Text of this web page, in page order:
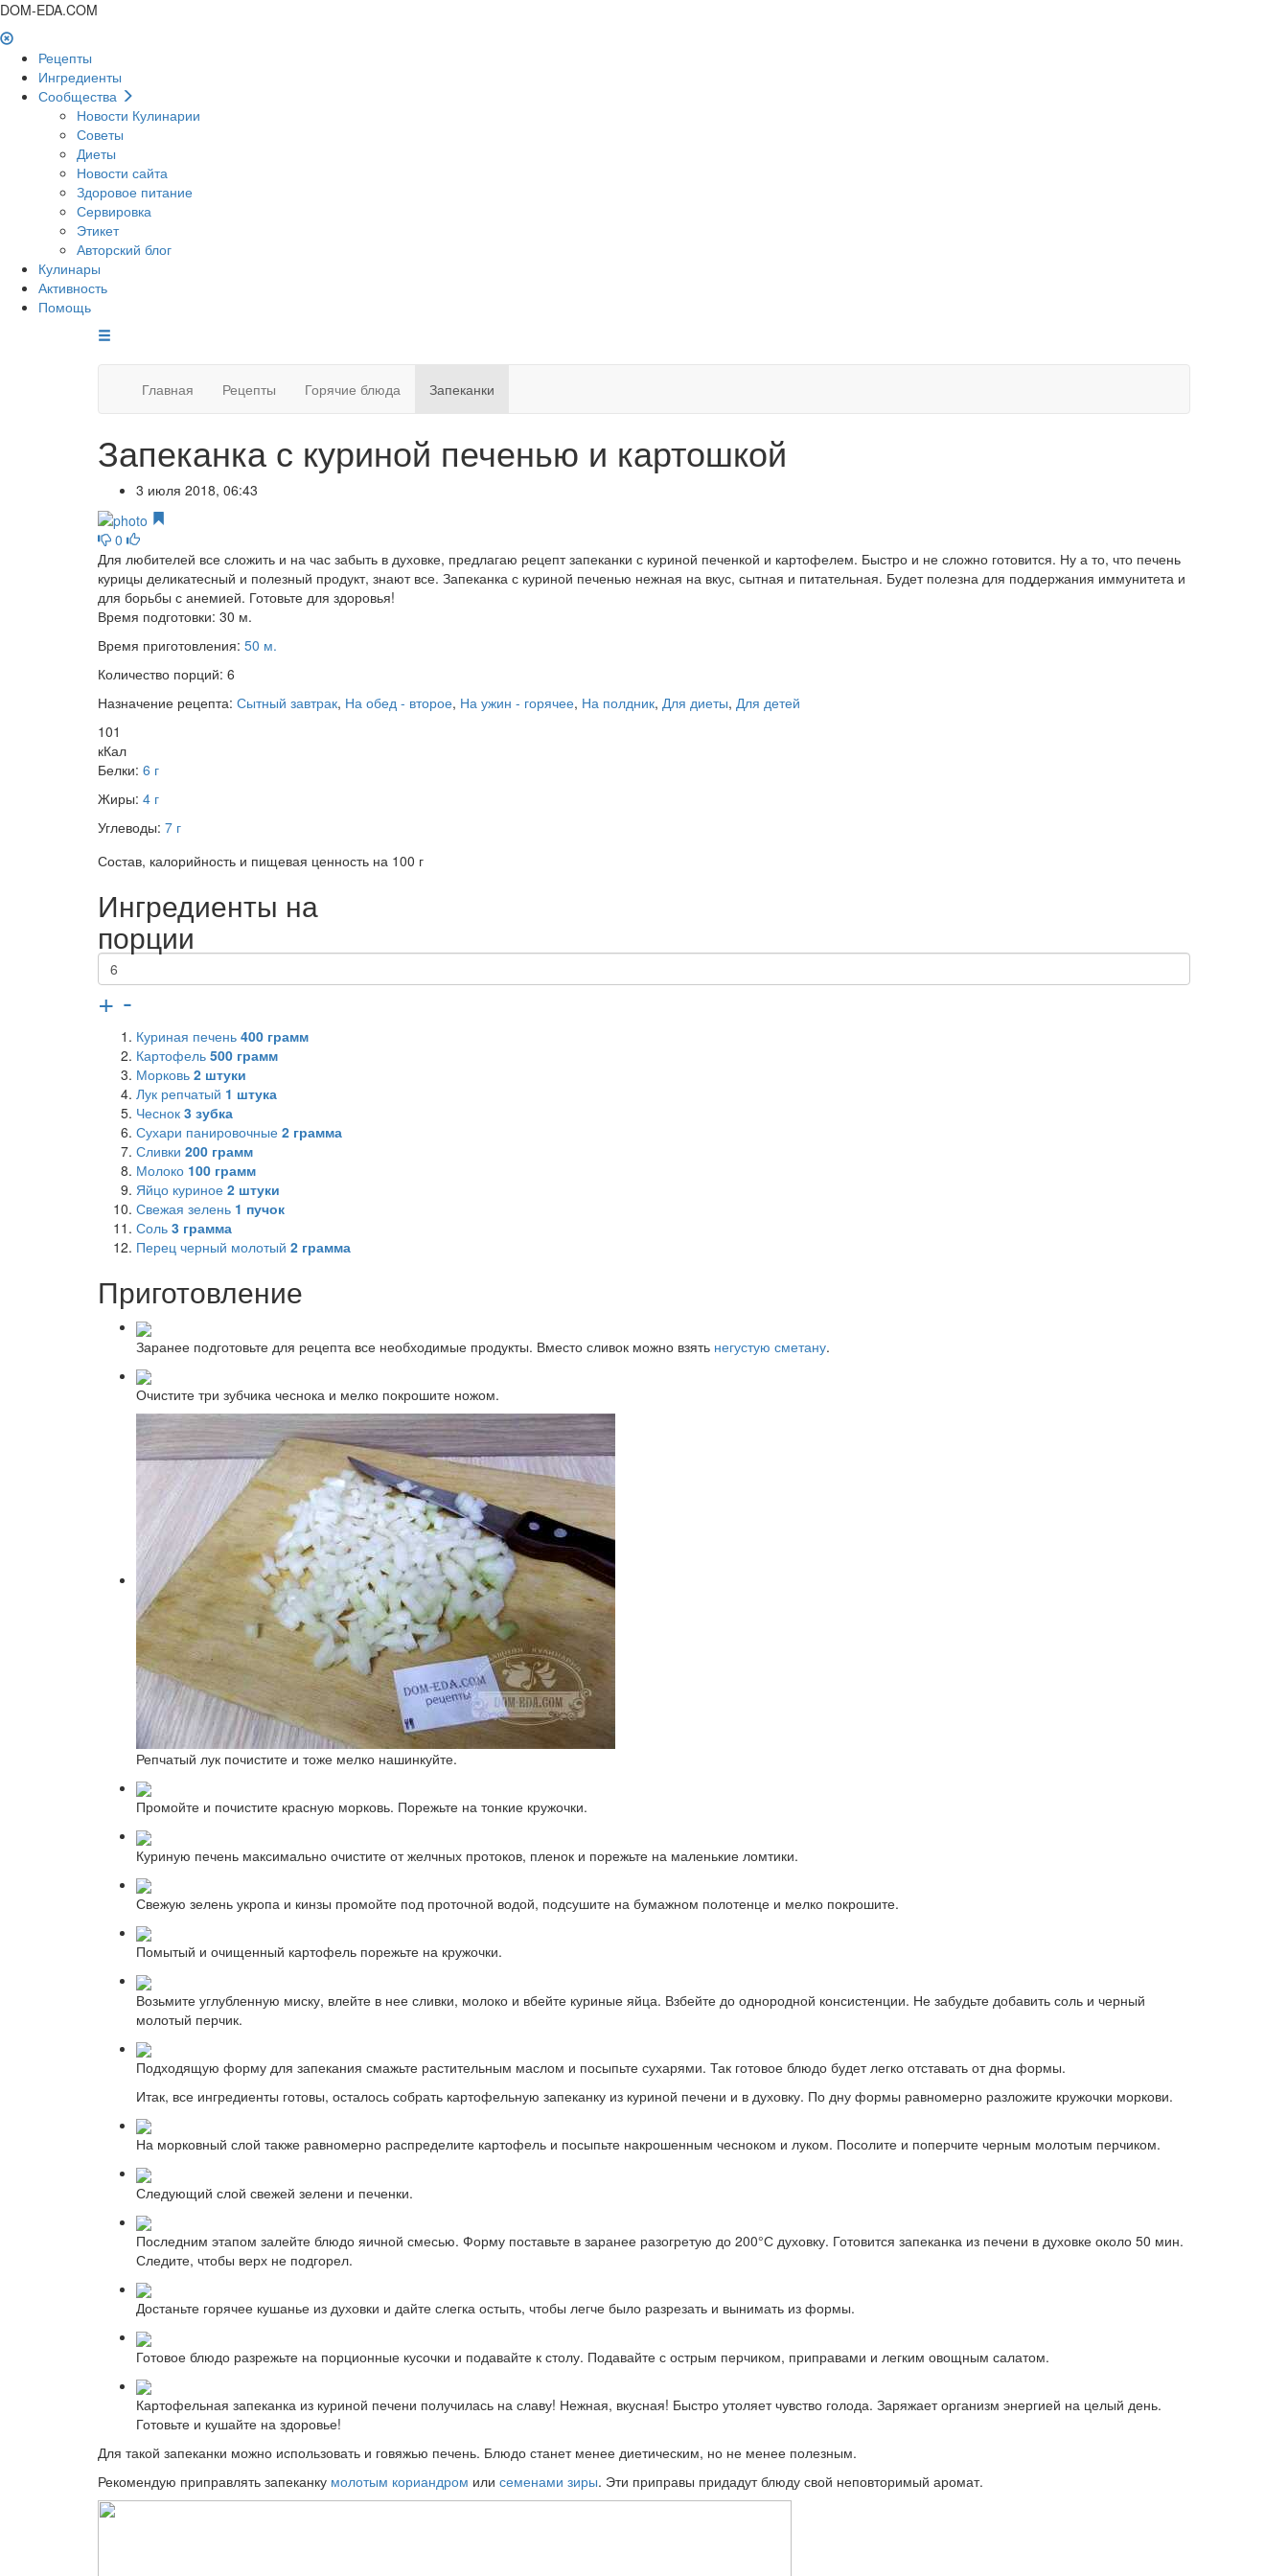
DOM-EDA.COM
Рецепты
Ингредиенты
Сообщества
Новости Кулинарии
Советы
Диеты
Новости сайта
Здоровое питание
Сервировка
Этикет
Авторский блог
Кулинары
Активность
Помощь
Главная Рецепты Горячие блюда Запеканки
Запеканка с куриной печенью и картошкой
3 июля 2018, 06:43
0
Для любителей все сложить и на час забыть в духовке, предлагаю рецепт запеканки с куриной печенкой и картофелем. Быстро и не сложно готовится. Ну а то, что печень
курицы деликатесный и полезный продукт, знают все. Запеканка с куриной печенью нежная на вкус, сытная и питательная. Будет полезна для поддержания иммунитета и
для борьбы с анемией. Готовьте для здоровья!
Время подготовки: 30 м.
Время приготовления: 50 м.
Количество порций: 6
Назначение рецепта: Сытный завтрак, На обед - второе, На ужин - горячее, На полдник, Для диеты, Для детей
101
кКал
Белки: 6 г
Жиры: 4 г
Углеводы: 7 г
Состав, калорийность и пищевая ценность на 100 г
Ингредиенты на
порции
+ -
Куриная печень 400 грамм
Картофель 500 грамм
Морковь 2 штуки
Лук репчатый 1 штука
Чеснок 3 зубка
Сухари панировочные 2 грамма
Сливки 200 грамм
Молоко 100 грамм
Яйцо куриное 2 штуки
Свежая зелень 1 пучок
Соль 3 грамма
Перец черный молотый 2 грамма
Приготовление
Заранее подготовьте для рецепта все необходимые продукты. Вместо сливок можно взять негустую сметану.
Очистите три зубчика чеснока и мелко покрошите ножом.
Репчатый лук почистите и тоже мелко нашинкуйте.
Промойте и почистите красную морковь. Порежьте на тонкие кружочки.
Куриную печень максимально очистите от желчных протоков, пленок и порежьте на маленькие ломтики.
Свежую зелень укропа и кинзы промойте под проточной водой, подсушите на бумажном полотенце и мелко покрошите.
Помытый и очищенный картофель порежьте на кружочки.
Возьмите углубленную миску, влейте в нее сливки, молоко и вбейте куриные яйца. Взбейте до однородной консистенции. Не забудьте добавить соль и черный
молотый перчик.
Подходящую форму для запекания смажьте растительным маслом и посыпьте сухарями. Так готовое блюдо будет легко отставать от дна формы.
Итак, все ингредиенты готовы, осталось собрать картофельную запеканку из куриной печени и в духовку. По дну формы равномерно разложите кружочки моркови.
На морковный слой также равномерно распределите картофель и посыпьте накрошенным чесноком и луком. Посолите и поперчите черным молотым перчиком.
Следующий слой свежей зелени и печенки.
Последним этапом залейте блюдо яичной смесью. Форму поставьте в заранее разогретую до 200°С духовку. Готовится запеканка из печени в духовке около 50 мин.
Следите, чтобы верх не подгорел.
Достаньте горячее кушанье из духовки и дайте слегка остыть, чтобы легче было разрезать и вынимать из формы.
Готовое блюдо разрежьте на порционные кусочки и подавайте к столу. Подавайте с острым перчиком, приправами и легким овощным салатом.
Картофельная запеканка из куриной печени получилась на славу! Нежная, вкусная! Быстро утоляет чувство голода. Заряжает организм энергией на целый день.
Готовьте и кушайте на здоровье!
Для такой запеканки можно использовать и говяжью печень. Блюдо станет менее диетическим, но не менее полезным.
Рекомендую приправлять запеканку молотым кориандром или семенами зиры. Эти приправы придадут блюду свой неповторимый аромат.